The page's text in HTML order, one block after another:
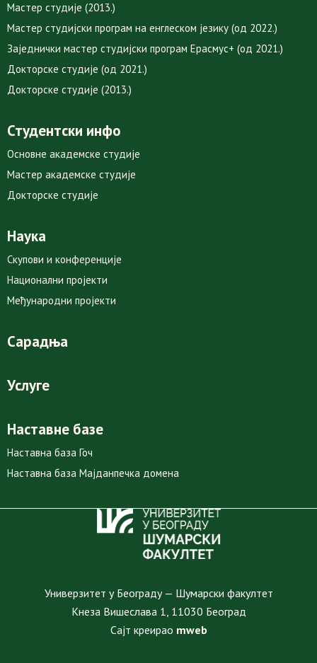
Мастер студије (2013.)
Мастер студијски програм на енглеском језику (од 2022.)
Заједнички мастер студијски програм Ерасмус+ (од 2021.)
Докторске студије (од 2021.)
Докторске студије (2013.)
Студентски инфо
Основне академске студије
Мастер академске студије
Докторске студије
Наука
Скупови и конференције
Национални пројекти
Међународни пројекти
Сарадња
Услуге
Наставне базе
Наставна база Гоч
Наставна база Мајданпечка домена
Универзитет у Београду — Шумарски факултет
Кнеза Вишеслава 1, 11030 Београд
Сајт креирао mweb